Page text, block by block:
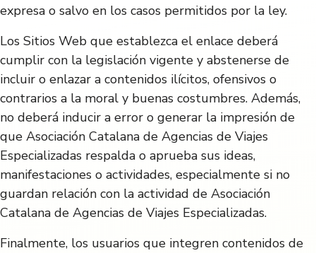
expresa o salvo en los casos permitidos por la ley.
Los Sitios Web que establezca el enlace deberá
cumplir con la legislación vigente y abstenerse de
incluir o enlazar a contenidos ilícitos, ofensivos o
contrarios a la moral y buenas costumbres. Además,
no deberá inducir a error o generar la impresión de
que Asociación Catalana de Agencias de Viajes
Especializadas respalda o aprueba sus ideas,
manifestaciones o actividades, especialmente si no
guardan relación con la actividad de Asociación
Catalana de Agencias de Viajes Especializadas.
Finalmente, los usuarios que integren contenidos de